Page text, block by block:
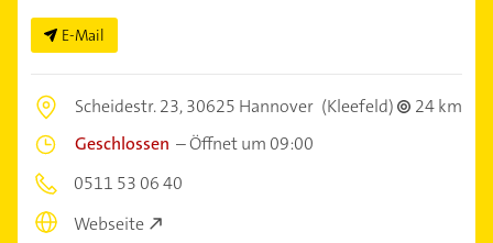
E-Mail
Scheidestr. 23,30625 Hannover (Kleefeld)
24 km
Geschlossen –Öffnet um 09:00
0511 53 06 40
Webseite